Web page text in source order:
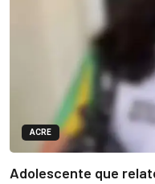
ACRE
Adolescente que